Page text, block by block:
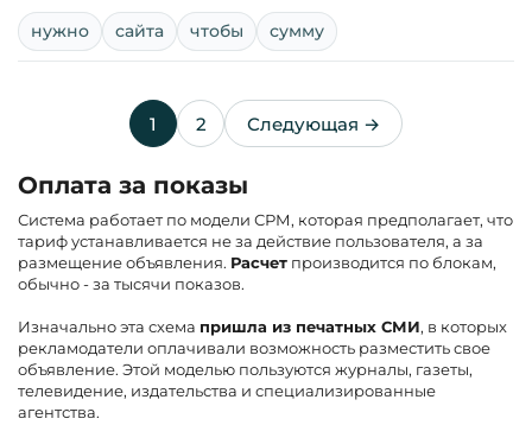
нужно сайта чтобы сумму
1 2 Следующая →
Оплата за показы
Система работает по модели СРМ, которая предполагает, что
тариф устанавливается не за действие пользователя, а за
размещение объявления. Расчет производится по блокам,
обычно - за тысячи показов.
Изначально эта схема пришла из печатных СМИ, в которых
рекламодатели оплачивали возможность разместить свое
объявление. Этой моделью пользуются журналы, газеты,
телевидение, издательства и специализированные
агентства.